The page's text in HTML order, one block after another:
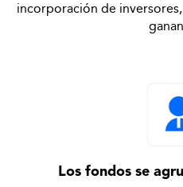
incorporación de
Los fondos se